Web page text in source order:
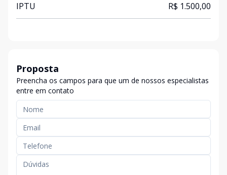
IPTU R$ 1.500,00
Proposta
Preencha os campos para que um de nossos especialistas
entre em contato